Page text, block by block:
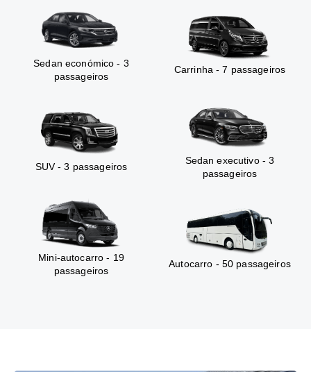
Sedan económico - 3
passageiros
Carrinha - 7 passageiros
SUV - 3 passageiros
Sedan executivo - 3
passageiros
Mini-autocarro - 19
passageiros
Autocarro - 50 passageiros